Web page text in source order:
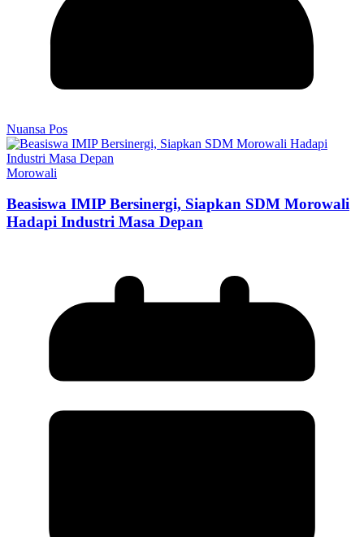
Nuansa Pos
Morowali
Beasiswa IMIP Bersinergi, Siapkan SDM Morowali
Hadapi Industri Masa Depan